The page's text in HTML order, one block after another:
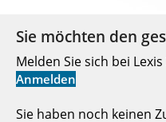
Sie möchten den
Melden Sie sich bei Lexis
Anmelden
Sie haben noch keinen